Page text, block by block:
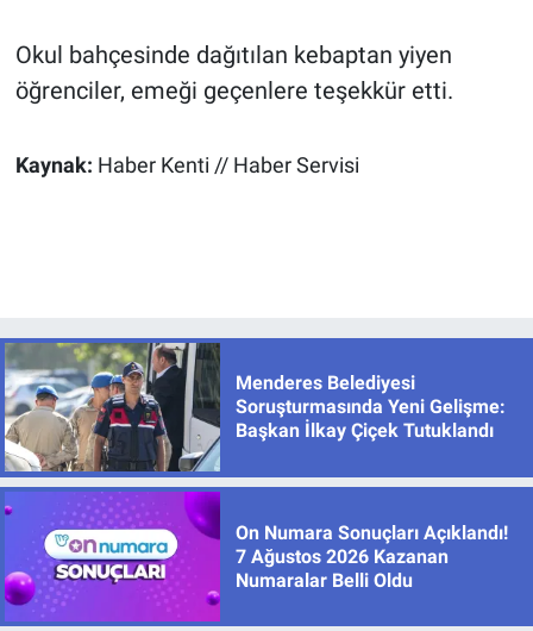
Okul bahçesinde dağıtılan kebaptan yiyen
öğrenciler, emeği geçenlere teşekkür etti.
Kaynak: Haber Kenti // Haber Servisi
Menderes Belediyesi
Soruşturmasında Yeni Gelişme:
Başkan İlkay Çiçek Tutuklandı
On Numara Sonuçları Açıklandı!
7 Ağustos 2026 Kazanan
Numaralar Belli Oldu